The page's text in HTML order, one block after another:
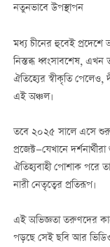
নতুনভাবে উপস্থাপন
মধ্য চীনের হুবেই
নিস্তব্ধ ধ্বংসাবশেষ,
ঐতিহ্যের স্বীকৃতি পেলেও,
এই অঞ্চল।
তবে ২০২৫ সালে এসে শুরু
প্রজেক্ট—যেখানে
ঐতিহ্যবাহী পোশাক পরে
নারী নেতৃত্বের প্রতিরূপ।
এই অভিজ্ঞতা তরুণদের
পড়ছে সেই ছবি আর